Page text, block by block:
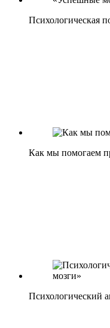
Психологическая
Как мы помогаем
Психологический